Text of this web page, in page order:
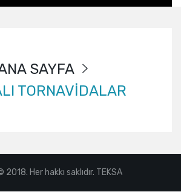
SAYFA
TORNAVİDALAR
Her hakkı saklıdır. TEKSA